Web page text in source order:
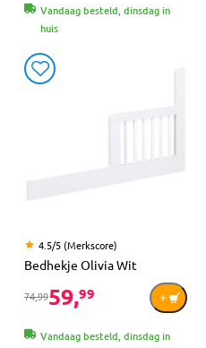
Vandaag besteld, dinsdag in
huis
4.5/5 (Merkscore)
Bedhekje Olivia Wit
74,9959,99
Vandaag besteld, dinsdag in